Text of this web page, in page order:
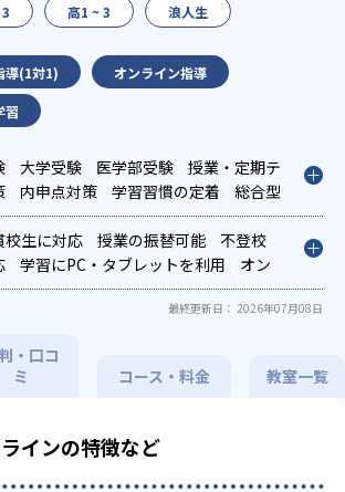
高1 ~ 3 浪人生
導(1対1) オンライン指導
習
大学受験 医学部受験
授業・定期テ
内申点対策 学習習慣の定着
総合型
対策
推薦入試対策
学校別特化対
立大対策 私大対策
共通テスト対策
検定)対策
漢検(漢字検定)対策
数学
英語・英会話特化対策
その他科目
校生に対応 授業の振替可能
不登校
学習にPC・タブレットを利用
オン
応
1科目から受講可能
季節講習のみ
発達障害の子どもに対応最終更新日： 2026年07月08日
・口コ
ミ
コース・料金 教室一覧
インの特徴など